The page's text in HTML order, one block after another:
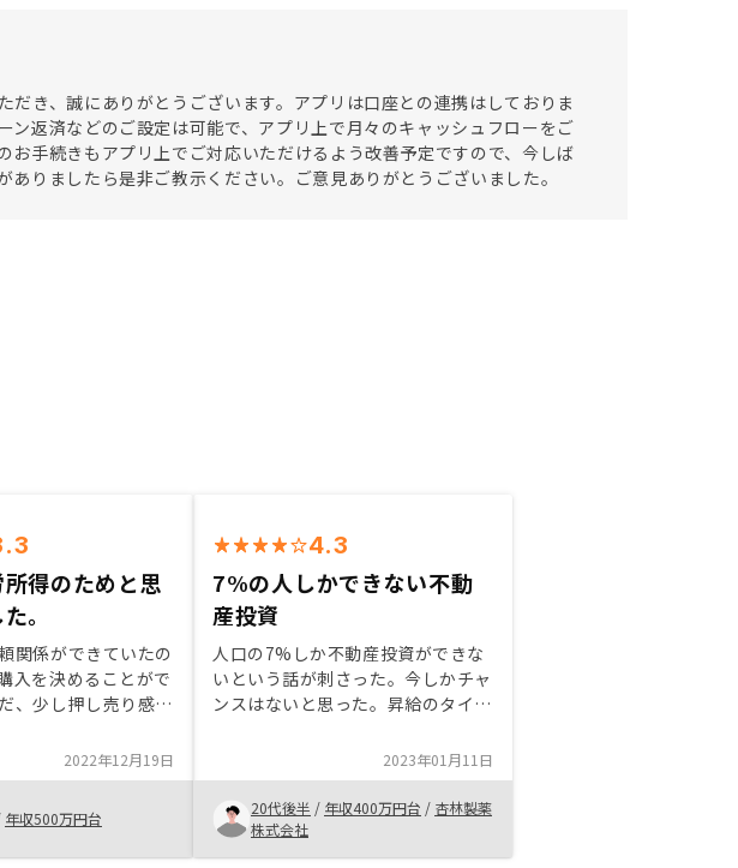
き、誠にありがとうございます。アプリは口座との連携はしておりま
返済などのご設定は可能で、アプリ上で月々のキャッシュフローをご
手続きもアプリ上でご対応いただけるよう改善予定ですので、今しば
りましたら是非ご教示ください。ご意見ありがとうございました。
得のためと思
。
関係ができていたの
入を決めることがで
、少し押し売り感が
今回は物件が良かっ
てみようと思い購入
2022年12月19日
年収500万円台
4.3
7%の人しかできない不動
産投資
人口の7%しか不動産投資ができな
いという話が刺さった。今しかチャ
ンスはないと思った。昇給のタイミ
てしまう方に関してはかなりおすす
めしたい。年金対策や金利対策、そ
してマネーリテラシーを高めるため
にも良いスタートダッシュが切れた
と思う。割といきなりこの日空いて
2023年01月11日
20代後半 / 年収400万円台 / 杏林製薬
株式会社